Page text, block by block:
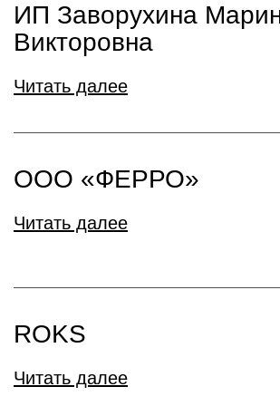
ИП Заворухина
Викторовна
Читать далее
ООО «ФЕРРО»
Читать далее
ROKS
Читать далее